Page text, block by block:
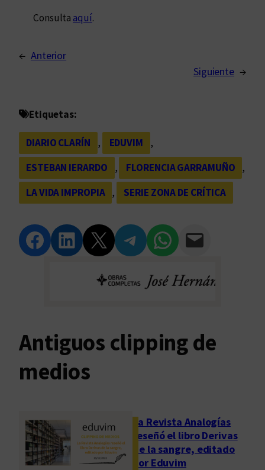
Consulta aquí.
← Anterior
Siguiente →
Etiquetas:
DIARIO CLARÍN , EDUVIM
,
ESTEBAN IERARDO
, FLORENCIA GARRAMUÑO
LA VIDA IMPROPIA
, SERIE ZONA DE CRÍTICA
Compartir en Facebook Compartir en LinkedIn Compartir en Twitter Compartir en Telegram Compartir en WhatsApp Compartir vía Email
Antiguos clipping de
medios
La Revista Analogías
reseñó el libro Derivas
de la sangre, editado
por Eduvim